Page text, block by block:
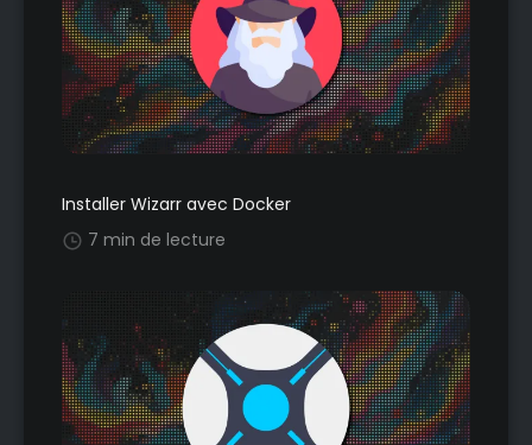
Installer Wizarr avec Docker
7 min de lecture